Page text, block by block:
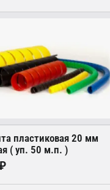
пластиковая 20 мм
( уп. 50 м.п. )